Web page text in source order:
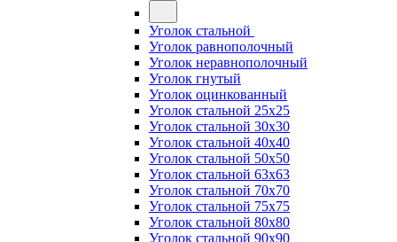
Уголок стальной
Уголок равнополочный
Уголок неравнополочный
Уголок гнутый
Уголок оцинкованный
Уголок стальной 25х25
Уголок стальной 30х30
Уголок стальной 40х40
Уголок стальной 50х50
Уголок стальной 63х63
Уголок стальной 70х70
Уголок стальной 75х75
Уголок стальной 80х80
Уголок стальной 90х90